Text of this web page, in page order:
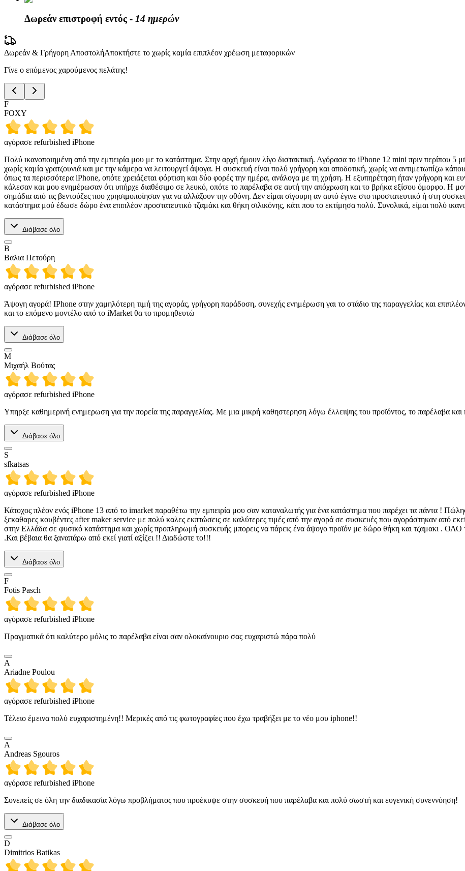
Δωρεάν επιστροφή εντός - 14 ημερών
Δωρεάν & Γρήγορη ΑποστολήΑποκτήστε το χωρίς καμία επιπλέον χρέωση μεταφορικών
Γίνε ο επόμενος χαρούμενος πελάτης!
F
FOXY
αγόρασε refurbished iPhone
Πολύ ικανοποιημένη από την εμπειρία μου με το κατάστημα. Στην αρχή ήμουν λίγο διστακτική. Αγόρασα το iPhone 12 mini πριν περίπου 5
χωρίς καμία γρατζουνιά και με την κάμερα να λειτουργεί άψογα. Η συσκευή είναι πολύ γρήγορη και αποδοτική, χωρίς να αντιμετωπίζω
όπως τα περισσότερα iPhone, οπότε χρειάζεται φόρτιση και δύο φορές την ημέρα, ανάλογα με τη χρήση. Η εξυπηρέτηση ήταν γρήγορη και
κάλεσαν και μου ενημέρωσαν ότι υπήρχε διαθέσιμο σε λευκό, οπότε το παρέλαβα σε αυτή την απόχρωση και το βρήκα εξίσου όμορφο. Η
σημάδια από τις βεντούζες που χρησιμοποίησαν για να αλλάξουν την οθόνη. Δεν είμαι σίγουρη αν αυτό έγινε στο προστατευτικό ή στη
κατάστημα μού έδωσε δώρο ένα επιπλέον προστατευτικό τζαμάκι και θήκη σιλικόνης, κάτι που το εκτίμησα πολύ. Συνολικά, είμαι πολύ
Διάβασε όλο
Β
Βαλια Πετούρη
αγόρασε refurbished iPhone
Άψογη αγορά! IPhone στην χαμηλότερη τιμή της αγοράς, γρήγορη παράδοση, συνεχής ενημέρωση γαι το στάδιο της παραγγελίας και
και το επόμενο μοντέλο από το iMarket θα το προμηθευτώ
Διάβασε όλο
Μ
Μιχαήλ Βούτας
αγόρασε refurbished iPhone
Υπηρξε καθημερινή ενημερωση για την πορεία της παραγγελίας. Με μια μικρή καθηστερηση λόγω έλλειψης του προϊόντος, το παρέλαβα και
Διάβασε όλο
S
sfkatsas
αγόρασε refurbished iPhone
Κάτοχος πλέον ενός iPhone 13 από το imarket παραθέτω την εμπειρία μου σαν καταναλωτής για ένα κατάστημα που παρέχει τα πάντα !
ξεκαθαρες κουβέντες after maker service με πολύ καλες εκπτώσεις σε καλύτερες τιμές από την αγορά σε συσκευές που αγοράστηκαν από
στην Ελλάδα σε φυσικό κατάστημα και χωρίς προπληρωμή συσκευής μπορεις να πάρεις ένα άψογο προϊόν με δώρο θήκη και τζαμακι . ΟΛΟ
.Και βέβαια θα ξαναπάρω από εκεί γιατί αξίζει !! Διαδώστε το!!!
Διάβασε όλο
F
Fotis Pasch
αγόρασε refurbished iPhone
Πραγματικά ότι καλύτερο μόλις το παρέλαβα είναι σαν ολοκαίνουριο σας ευχαριστώ πάρα πολύ
A
Ariadne Poulou
αγόρασε refurbished iPhone
Τέλειο έμεινα πολύ ευχαριστημένη!! Μερικές από τις φωτογραφίες που έχω τραβήξει με το νέο μου iphone!!
A
Andreas Sgouros
αγόρασε refurbished iPhone
Συνεπείς σε όλη την διαδικασία λόγω προβλήματος που προέκυψε στην συσκευή που παρέλαβα και πολύ σωστή και ευγενική συνεννόηση!
Διάβασε όλο
D
Dimitrios Batikas